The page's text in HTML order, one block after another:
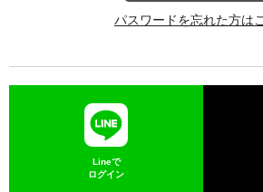
パスワードを忘れた方は
Lineで
ログイン